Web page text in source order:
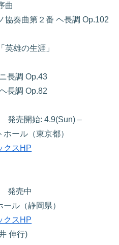
曲
協奏曲第２番 ヘ長調 Op.102
英雄の生涯」
長調 Op.43
長調 Op.82
発売開始: 4.9(Sun) –
ール（東京都）
クスHP
発売中
ル（静岡県）
クスHP
伸行)